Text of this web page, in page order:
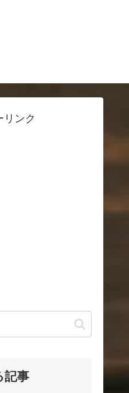
リンク
記事